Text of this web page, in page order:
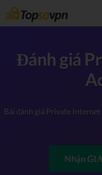
Đánh giá
Bài đánh giá Private Internet
Nhận